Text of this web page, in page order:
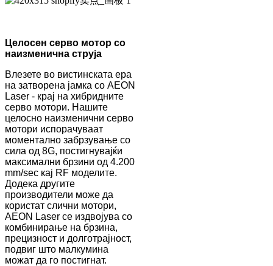
Целосен серво мотор со
наизменична струја
Влезете во вистинската ера
на затворена јамка со AEON
Laser - крај на хибридните
серво мотори. Нашите
целосно наизменични серво
мотори испорачуваат
моментално забрзување со
сила од 8G, постигнувајќи
максимални брзини од 4.200
mm/sec кај RF моделите.
Додека другите
производители може да
користат слични мотори,
AEON Laser се издвојува со
комбинирање на брзина,
прецизност и долготрајност,
подвиг што малкумина
можат да го постигнат.